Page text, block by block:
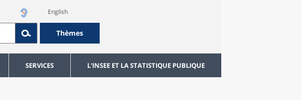
English
Thèmes
SERVICES L'INSEE ET LA STATISTIQUE PUBLIQUE